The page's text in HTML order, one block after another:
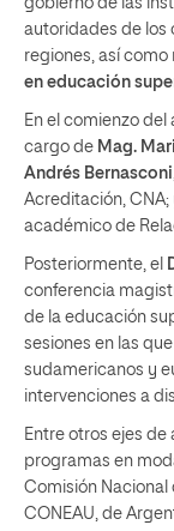
gobierno de las
autoridades de los
regiones, así como
en educación
En el comienzo
cargo de Mag.
Andrés Bernasconi
Acreditación, CNA;
académico de
Posteriormente, el
conferencia
de la educación
sesiones en las
sudamericanos y
intervenciones a
Entre otros ejes de
programas en
Comisión Nacional
CONEAU, de